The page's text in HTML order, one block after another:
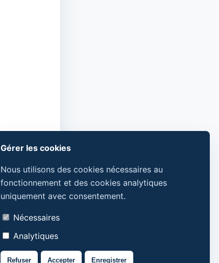
Gérer les cookies
Nous utilisons des cookies nécessaires au
fonctionnement et des cookies analytiques
uniquement avec consentement.
Nécessaires
Analytiques
Refuser Accepter Enregistrer